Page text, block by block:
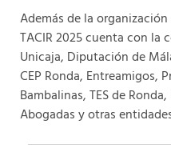
Además de la
TACIR 2025 cuenta con la
Unicaja, Diputación de
CEP Ronda, Entreamigos,
Bambalinas, TES de
Abogadas y otras